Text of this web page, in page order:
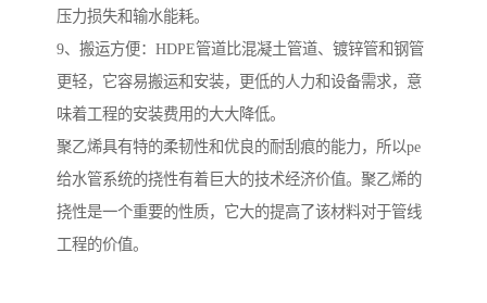
压力损失和输水能耗。
9、搬运方便：HDPE管道比混凝土管道、镀锌管和钢管
更轻，它容易搬运和安装，更低的人力和设备需求，意
味着工程的安装费用的大大降低。
聚乙烯具有特的柔韧性和优良的耐刮痕的能力，所以pe
给水管系统的挠性有着巨大的技术经济价值。聚乙烯的
挠性是一个重要的性质，它大的提高了该材料对于管线
工程的价值。